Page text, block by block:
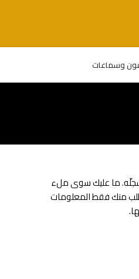
وسماعات
ما عليك سوى ملء
منك فقط المعلومات